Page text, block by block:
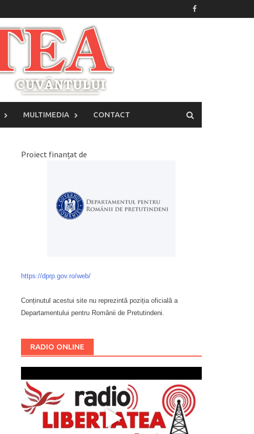
MULTIMEDIA CONTACT
Proiect finanțat de
https://dprp.gov.ro/web/
Conținutul acestui site nu reprezintă poziția oficială a
Departamentului pentru Românii de Pretutindeni.
RADIO ONLINE